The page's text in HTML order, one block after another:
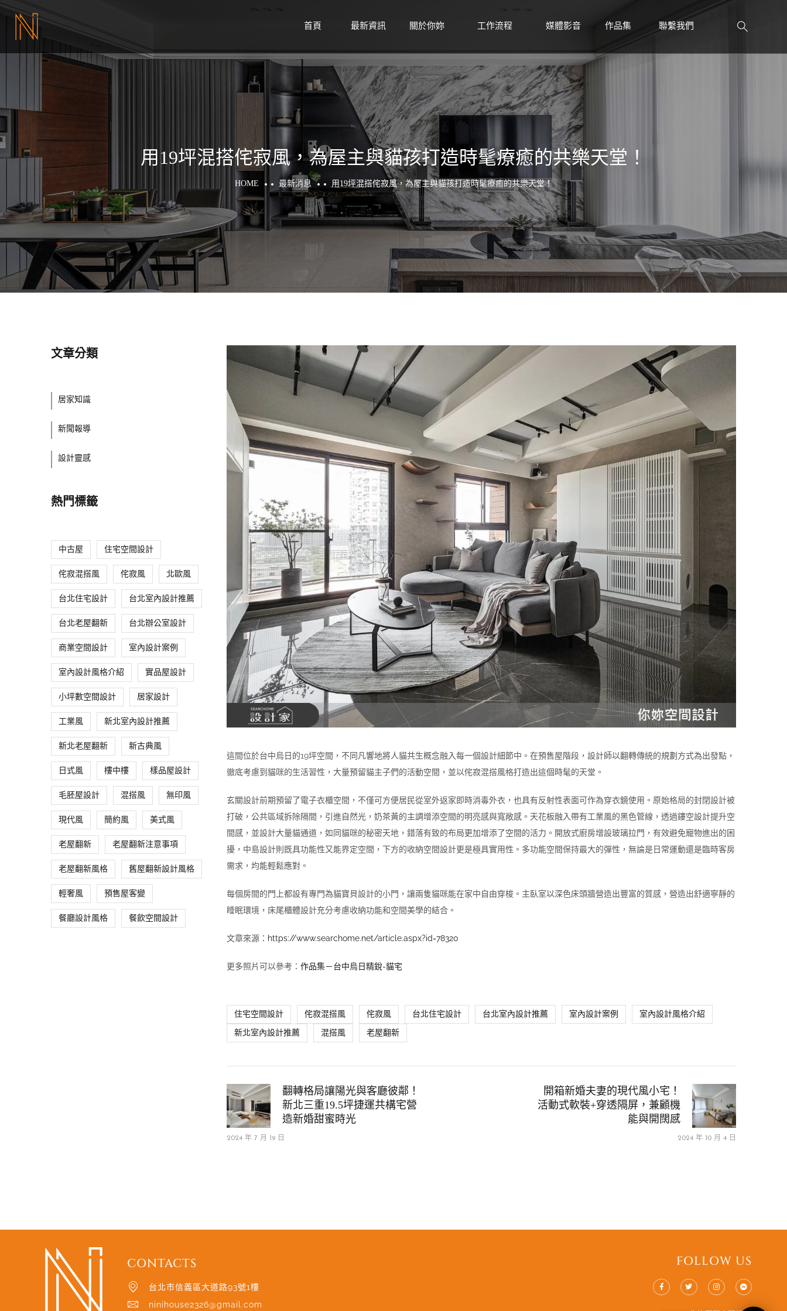
首頁
最新資訊
關於你妳
工作流程
媒體影音
作品集
聯繫我們
用19坪混搭侘寂風，為屋主與貓孩打造時髦療癒的共樂天堂！
HOME 最新消息 用19坪混搭侘寂風，為屋主與貓孩打造時髦療癒的共樂天堂！
這間位於台中烏日的19坪空間，不同凡響地將人貓共生概念融入每一個設計細節中。在預售屋階段，設計師以翻轉傳統的規劃方式為出發點，
徹底考慮到貓咪的生活習性，大量預留貓主子們的活動空間，並以侘寂混搭風格打造出這個時髦的天堂。
玄關設計前期預留了電子衣櫃空間，不僅可方便居民從室外返家即時消毒外衣，也具有反射性表面可作為穿衣鏡使用。原始格局的封閉設計被
打破，公共區域拆除隔間，引進自然光，奶茶黃的主調增添空間的明亮感與寬敞感。天花板融入帶有工業風的黑色管線，透過鏤空設計提升空
間感，並設計大量貓通道，如同貓咪的秘密天地，錯落有致的布局更加增添了空間的活力。開放式廚房增設玻璃拉門，有效避免寵物進出的困
擾，中島設計則既具功能性又能界定空間，下方的收納空間設計更是極具實用性。多功能空間保持最大的彈性，無論是日常運動還是臨時客房
需求，均能輕鬆應對。
每個房間的門上都設有專門為貓寶貝設計的小門，讓兩隻貓咪能在家中自由穿梭。主臥室以深色床頭牆營造出豐富的質感，營造出舒適寧靜的
睡眠環境，床尾櫃體設計充分考慮收納功能和空間美學的結合。
文章來源： https://www.searchome.net/article.aspx?id=78320
更多照片可以參考： 作品集－台中烏日精銳-貓宅
住宅空間設計 侘寂混搭風 侘寂風 台北住宅設計 台北室內設計推薦 室內設計案例 室內設計風格介紹
新北室內設計推薦 混搭風 老屋翻新
翻轉格局讓陽光與客廳彼鄰！
新北三重19.5坪捷運共構宅營
造新婚甜蜜時光
2024 年 7 月 19 日
開箱新婚夫妻的現代風小宅！
活動式軟裝+穿透隔屏，兼顧機
能與開闊感
2024 年 10 月 4 日
文章分類
居家知識
新聞報導
設計靈感
熱門標籤
中古屋 住宅空間設計
侘寂混搭風 侘寂風 北歐風
台北住宅設計 台北室內設計推薦
台北老屋翻新 台北辦公室設計
商業空間設計 室內設計案例
室內設計風格介紹 實品屋設計
小坪數空間設計 居家設計
工業風 新北室內設計推薦
新北老屋翻新 新古典風
日式風 樓中樓 樣品屋設計
毛胚屋設計 混搭風 無印風
現代風 簡約風 美式風
老屋翻新 老屋翻新注意事項
老屋翻新風格 舊屋翻新設計風格
輕奢風 預售屋客變
餐廳設計風格 餐飲空間設計
CONTACTS
台北市信義區大道路93號1樓
ninihouse2326@gmail.com
FOLLOW US